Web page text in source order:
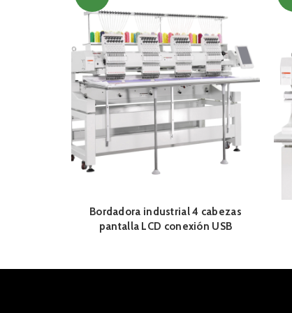
Bordadora industrial 4 cabezas
pantalla LCD conexión USB